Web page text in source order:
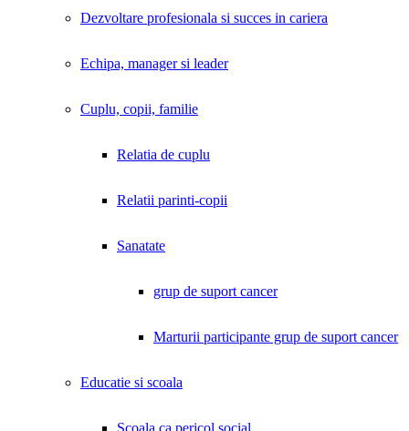
Dezvoltare profesionala si succes in cariera
Echipa, manager si leader
Cuplu, copii, familie
Relatia de cuplu
Relatii parinti-copii
Sanatate
grup de suport cancer
Marturii participante grup de suport cancer
Educatie si scoala
Scoala ca pericol social